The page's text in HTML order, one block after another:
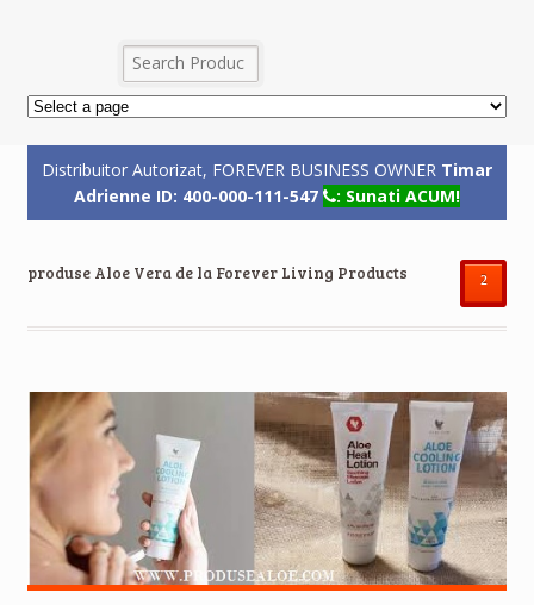
Distribuitor Autorizat, FOREVER BUSINESS OWNER Timar
Adrienne ID: 400-000-111-547
: Sunati ACUM!
produse Aloe Vera de la Forever Living Products ²